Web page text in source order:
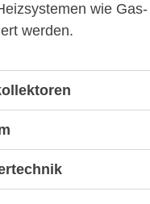
wie
werden.